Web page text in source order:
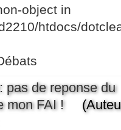
object in
htdocs/
pas de reponse du
mon FAI !